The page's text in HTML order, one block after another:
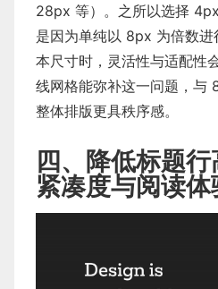
28px 等）。之所以选择
是因为单纯以 8px 为倍数进
本尺寸时，灵活性与适配性
线网格能弥补这一问题，与
整体排版更具秩序感。
四、降低标题
紧凑度与阅读体